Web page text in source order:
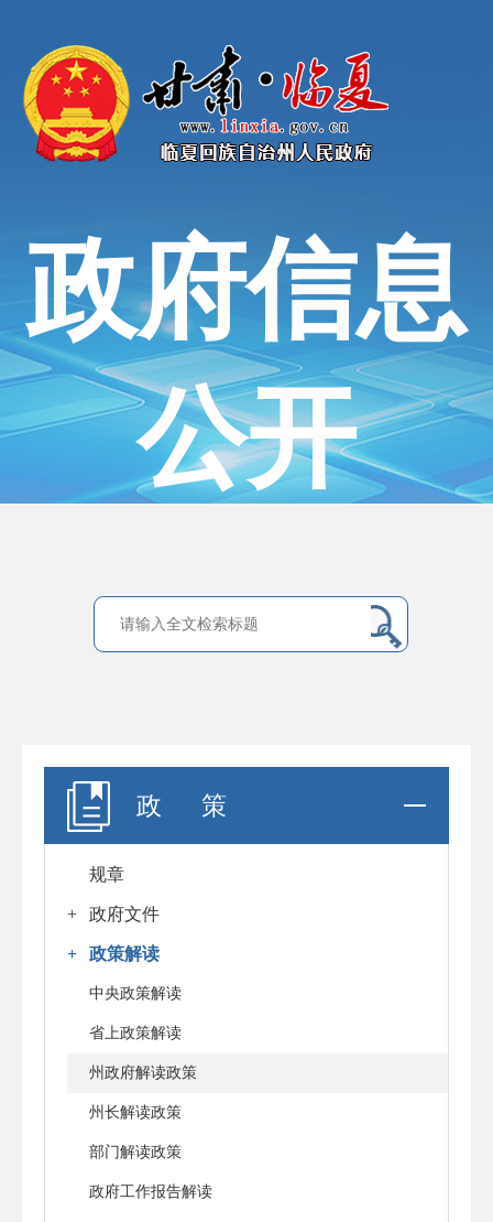
政府信息
公开
政 策
规章
+ 政府文件
+ 政策解读
中央政策解读
省上政策解读
州政府解读政策
州长解读政策
部门解读政策
政府工作报告解读